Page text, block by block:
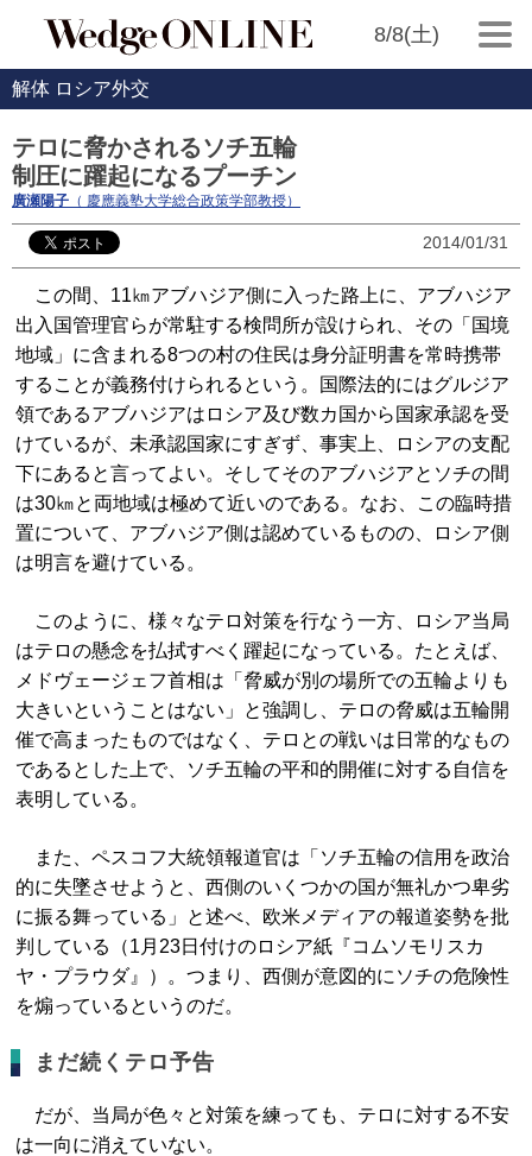
8/8(土)
解体 ロシア外交
テロに脅かされるソチ五輪
制圧に躍起になるプーチン
廣瀬陽子 （ 慶應義塾大学総合政策学部教授）
2014/01/31
この間、11㎞アブハジア側に入った路上に、アブハジア
出入国管理官らが常駐する検問所が設けられ、その「国境
地域」に含まれる8つの村の住民は身分証明書を常時携帯
することが義務付けられるという。国際法的にはグルジア
領であるアブハジアはロシア及び数カ国から国家承認を受
けているが、未承認国家にすぎず、事実上、ロシアの支配
下にあると言ってよい。そしてそのアブハジアとソチの間
は30㎞と両地域は極めて近いのである。なお、この臨時措
置について、アブハジア側は認めているものの、ロシア側
は明言を避けている。
このように、様々なテロ対策を行なう一方、ロシア当局
はテロの懸念を払拭すべく躍起になっている。たとえば、
メドヴェージェフ首相は「脅威が別の場所での五輪よりも
大きいということはない」と強調し、テロの脅威は五輪開
催で高まったものではなく、テロとの戦いは日常的なもの
であるとした上で、ソチ五輪の平和的開催に対する自信を
表明している。
また、ペスコフ大統領報道官は「ソチ五輪の信用を政治
的に失墜させようと、西側のいくつかの国が無礼かつ卑劣
に振る舞っている」と述べ、欧米メディアの報道姿勢を批
判している（1月23日付けのロシア紙『コムソモリスカ
ヤ・プラウダ』）。つまり、西側が意図的にソチの危険性
を煽っているというのだ。
まだ続くテロ予告
だが、当局が色々と対策を練っても、テロに対する不安
は一向に消えていない。